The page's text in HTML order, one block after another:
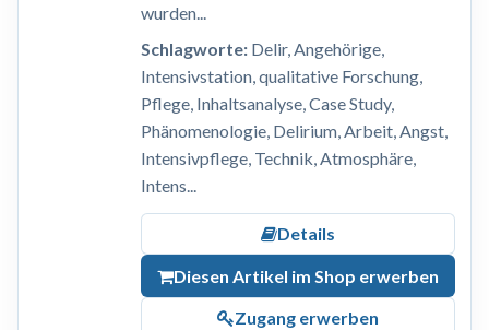
wurden...
Schlagworte:Delir, Angehörige,
Intensivstation, qualitative Forschung,
Pflege, Inhaltsanalyse, Case Study,
Phänomenologie, Delirium, Arbeit, Angst,
Intensivpflege, Technik, Atmosphäre,
Intens...
Details
Diesen Artikel im Shop erwerben
Zugang erwerben